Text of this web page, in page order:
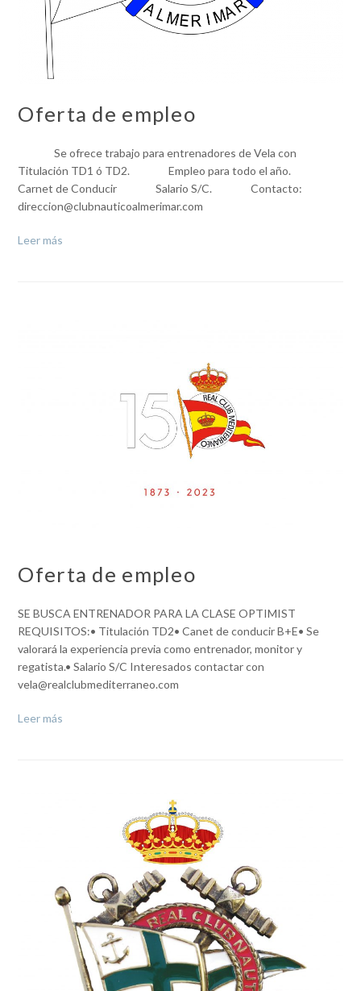
Oferta de empleo
Se ofrece trabajo para entrenadores de Vela con
Titulación TD1 ó TD2. Empleo para todo el año.
Carnet de Conducir Salario S/C. Contacto:
direccion@clubnauticoalmerimar.com
Leer más
Oferta de empleo
SE BUSCA ENTRENADOR PARA LA CLASE OPTIMIST
REQUISITOS:• Titulación TD2• Canet de conducir B+E• Se
valorará la experiencia previa como entrenador, monitor y
regatista.• Salario S/C Interesados contactar con
vela@realclubmediterraneo.com
Leer más